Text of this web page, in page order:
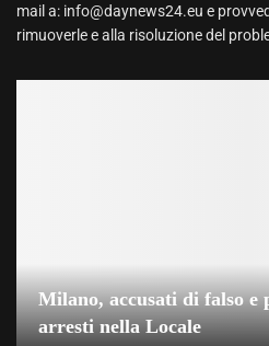
mail a: info@daynews24.eu e
rimuoverle e alla risoluzione del
Milano, accusati di falso e
arresti nella Locale